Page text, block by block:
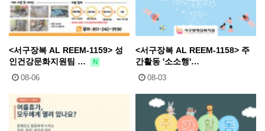
<서구장복 AL REEM-1159> 성
인건강문화지원팀 …
N
08-06
<서구장복 AL REEM-1158> 주
간활동 '소소행'…
08-03